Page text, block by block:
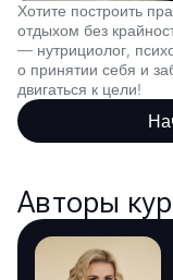
Хотите построить
отдыхом без
— нутрициолог,
о принятии себя и
двигаться к цели!
Авторы